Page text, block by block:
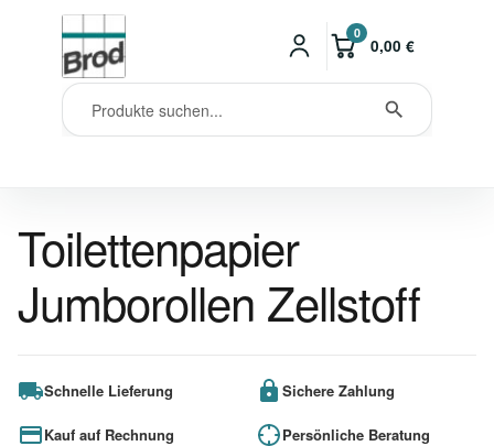
0
0,00 €
Toilettenpapier
Jumborollen Zellstoff
Schnelle Lieferung Sichere Zahlung
Kauf auf Rechnung Persönliche Beratung